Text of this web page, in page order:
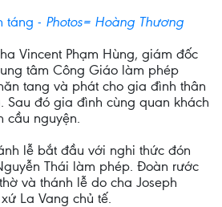
táng - Photos= Hoàng Thương
Vincent Phạm Hùng, giám đốc
tâm Công Giáo làm phép
tang và phát cho gia đình thân
Sau đó gia đình cùng quan khách
cầu nguyện.
lễ bắt đầu với nghi thức đón
Thái làm phép. Đoàn rước
và thánh lễ do cha Joseph
La Vang chủ tế.